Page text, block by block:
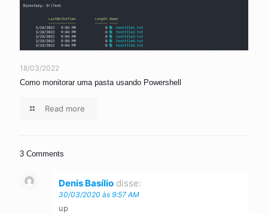
18/03/2022
Como monitorar uma pasta usando Powershell
Read more
3 Comments
Denis Basílio disse:
30/03/2020 às 9:57 AM
up